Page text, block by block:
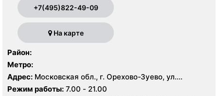
+7(495)822-49-09
На карте
Район:
Метро:
Адрес: Московская обл., г. Орехово-Зуево, ул.
Володарского, 14
Режим работы: 7.00 - 21.00